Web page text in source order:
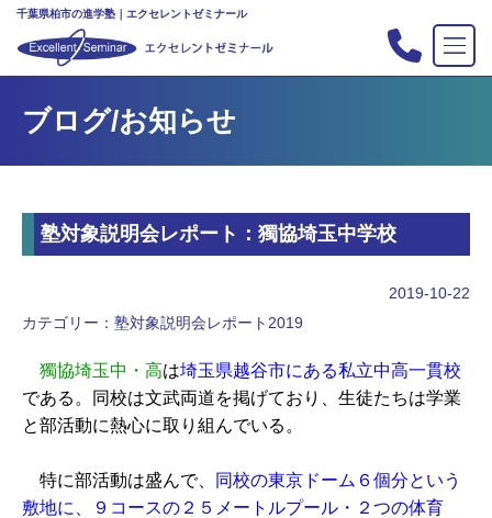
千葉県柏市の進学塾｜エクセレントゼミナール
塾の紹介
合格実績
入会案内
教室案内
私立中高リンク集
プライバシーポリシー
お問い合わせ
ブログ/お知らせ
塾対象説明会レポート：獨協埼玉中学校
2019-10-22
カテゴリー： 塾対象説明会レポート2019
獨協埼玉中・高は埼玉県越谷市にある私立中高一貫校
である。同校は文武両道を掲げており、生徒たちは学業
と部活動に熱心に取り組んでいる。
特に部活動は盛んで、
同校の東京ドーム６個分という
敷地に、９コースの２５メートルプール・２つの体育